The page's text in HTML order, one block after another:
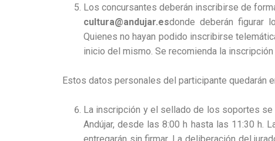
Los concursantes deberán inscribirse de
cultura@andujar.esdonde deberán figurar
Quienes no hayan podido inscribirse
inicio del mismo. Se recomienda la
Estos datos personales del participante quedarán
La inscripción y el sellado de los soportes se
Andújar, desde las 8:00 h hasta las 11:30 h.